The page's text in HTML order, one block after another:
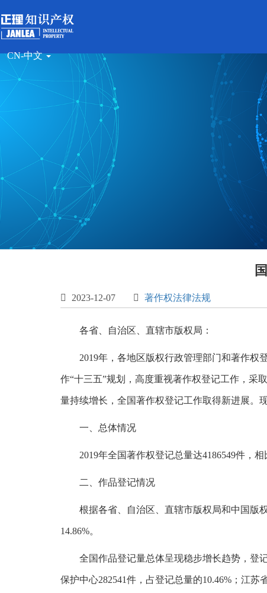
CN-中文
 2023-12-07  著作权法律法规
各省、自治区、直辖市版权局：
2019年，各地区版权行政管理部门和著作权
作“十三五”规划，高度重视著作权登记工作，采
量持续增长，全国著作权登记工作取得新进展。
一、总体情况
2019年全国著作权登记总量达4186549件，相
二、作品登记情况
根据各省、自治区、直辖市版权局和中国版
14.86%。
全国作品登记量总体呈现稳步增长趋势，登
保护中心282541件，占登记总量的10.46%；江苏